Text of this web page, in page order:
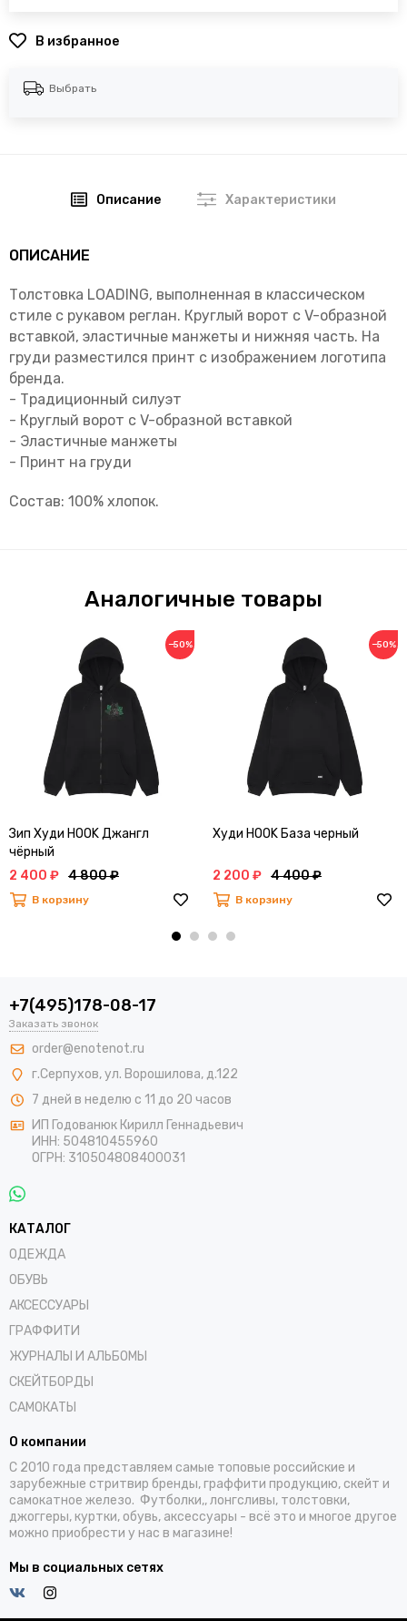
В избранное
Выбрать
Описание Характеристики
ОПИСАНИЕ
Толстовка LOADING, выполненная в классическом
стиле с рукавом реглан. Круглый ворот с V-образной
вставкой, эластичные манжеты и нижняя часть. На
груди разместился принт с изображением логотипа
бренда.
- Традиционный силуэт
- Круглый ворот с V-образной вставкой
- Эластичные манжеты
- Принт на груди
Состав: 100% хлопок.
Аналогичные товары
−50%
Зип Худи HOOK Джангл
чёрный
2 400 ₽ 4 800 ₽
В корзину
−50%
Худи HOOK База черный
2 200 ₽ 4 400 ₽
В корзину
+7(495)178-08-17
Заказать звонок
order@enotenot.ru
г.Серпухов, ул. Ворошилова, д.122
7 дней в неделю с 11 до 20 часов
ИП Годованюк Кирилл Геннадьевич
ИНН: 504810455960
ОГРН: 310504808400031
КАТАЛОГ
ОДЕЖДА
ОБУВЬ
АКСЕССУАРЫ
ГРАФФИТИ
ЖУРНАЛЫ И АЛЬБОМЫ
СКЕЙТБОРДЫ
САМОКАТЫ
О компании
С 2010 года представляем самые топовые российские и
зарубежные стритвир бренды, граффити продукцию, скейт и
самокатное железо. Футболки,, лонгсливы, толстовки,
джоггеры, куртки, обувь, аксессуары - всё это и многое другое
можно приобрести у нас в магазине!
Мы в социальных сетях